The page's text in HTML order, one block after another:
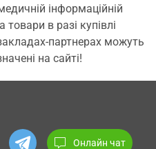
інформаційній
товари в разі купівлі
партнерах можуть
на сайті!
Онлайн чат